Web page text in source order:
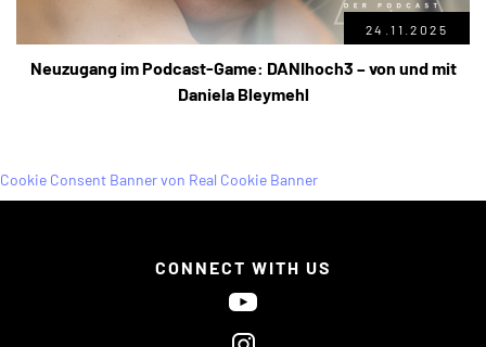
24.11.2025
Neuzugang im Podcast-Game: DANIhoch3 – von und mit
Daniela Bleymehl
CONNECT WITH US
Cookie Consent Banner von Real Cookie Banner